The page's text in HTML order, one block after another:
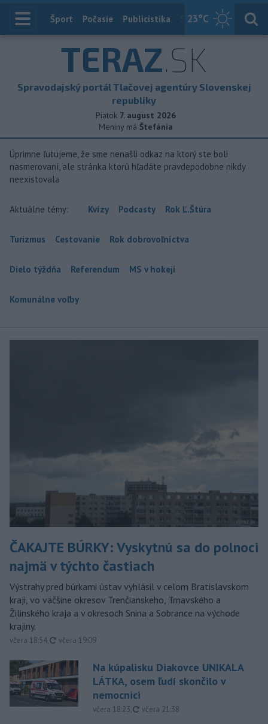
23°C
Index
Šport Počasie Publicistika Slovensko
TERAZ.SK
Spravodajský portál Tlačovej agentúry Slovenskej
republiky
Piatok 7. august 2026
Meniny má Štefánia
Úprimne ľutujeme, že sme nenašli odkaz na ktorý ste boli
nasmerovaní, ale stránka ktorú hľadáte pravdepodobne nikdy
neexistovala
Aktuálne témy: Kvízy Podcasty Rok Ľ.Štúra
Turizmus Cestovanie Rok dobrovoľníctva
Dielo týždňa Referendum MS v hokeji
Komunálne voľby
ČAKAJTE BÚRKY: Vyskytnú sa do polnoci
najmä v týchto častiach
Výstrahy pred búrkami ústav vyhlásil v celom Bratislavskom
kraji, vo väčšine okresov Trenčianskeho, Trnavského a
Žilinského kraja a v okresoch Snina a Sobrance na východe
krajiny.
včera 18:54, aktualizované
včera 19:09
Na kúpalisku Diakovce UNIKALA
LÁTKA, osem ľudí skončilo v
nemocnici
včera 18:23, aktualizované
včera 21:38